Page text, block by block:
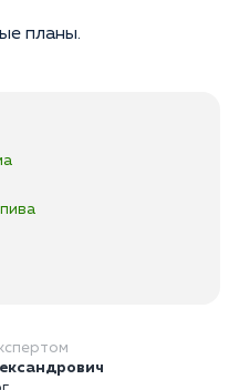
планы.